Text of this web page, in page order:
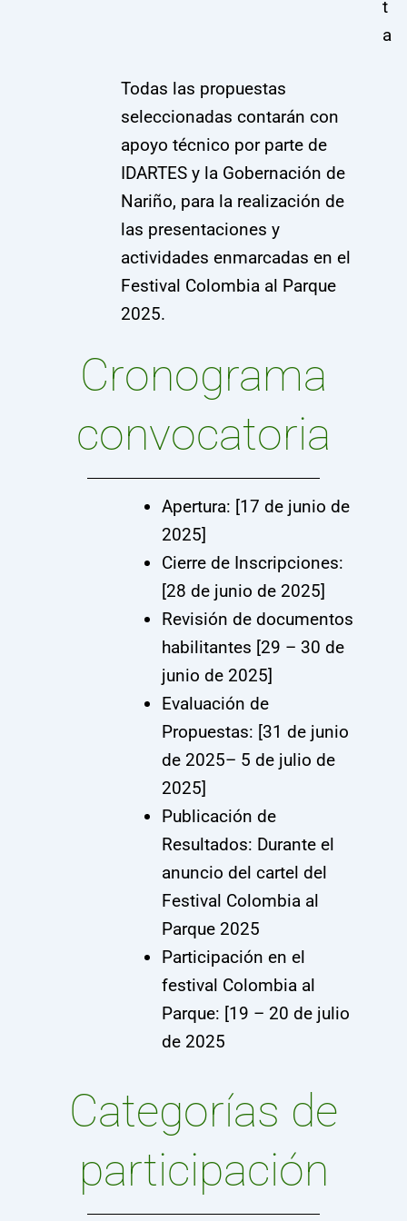
t
a
Todas las propuestas
seleccionadas contarán con
apoyo técnico por parte de
IDARTES y la Gobernación de
Nariño, para la realización de
las presentaciones y
actividades enmarcadas en el
Festival Colombia al Parque
2025.
Cronograma
convocatoria
Apertura: [17 de junio de
2025]
Cierre de Inscripciones:
[28 de junio de 2025]
Revisión de documentos
habilitantes [29 – 30 de
junio de 2025]
Evaluación de
Propuestas: [31 de junio
de 2025– 5 de julio de
2025]
Publicación de
Resultados: Durante el
anuncio del cartel del
Festival Colombia al
Parque 2025
Participación en el
festival Colombia al
Parque: [19 – 20 de julio
de 2025
Categorías de
participación